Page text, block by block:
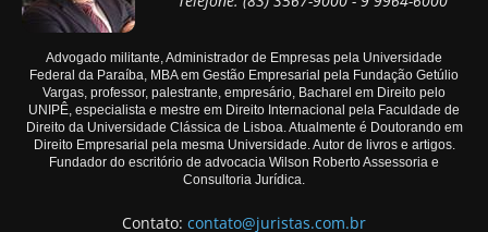
Advogado militante, Administrador de Empresas pela Universidade
Federal da Paraíba, MBA em Gestão Empresarial pela Fundação Getúlio
Vargas, professor, palestrante, empresário, Bacharel em Direito pelo
UNIPÊ, especialista e mestre em Direito Internacional pela Faculdade de
Direito da Universidade Clássica de Lisboa. Atualmente é Doutorando em
Direito Empresarial pela mesma Universidade. Autor de livros e artigos.
Fundador do escritório de advocacia Wilson Roberto Assessoria e
Consultoria Jurídica.
Contato: contato@juristas.com.br